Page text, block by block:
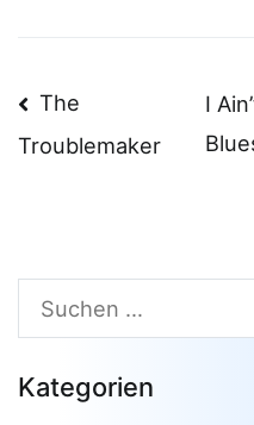
The
Troublemaker
I
Suchen
nach:
Kategorien